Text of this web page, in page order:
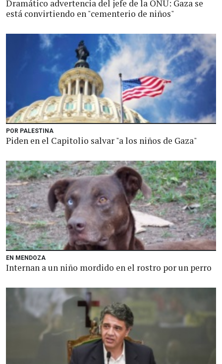
Dramático advertencia del jefe de la ONU: Gaza se
está convirtiendo en "cementerio de niños"
POR PALESTINA
Piden en el Capitolio salvar "a los niños de Gaza"
EN MENDOZA
Internan a un niño mordido en el rostro por un perro